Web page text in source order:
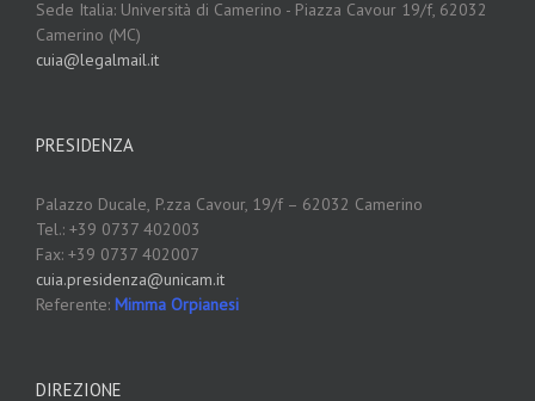
Sede Italia: Università di Camerino - Piazza Cavour 19/f, 62032
Camerino (MC)
cuia@legalmail.it
PRESIDENZA
Palazzo Ducale, P.zza Cavour, 19/f – 62032 Camerino
Tel.: +39 0737 402003
Fax: +39 0737 402007
cuia.presidenza@unicam.it
Referente: Mimma Orpianesi
DIREZIONE